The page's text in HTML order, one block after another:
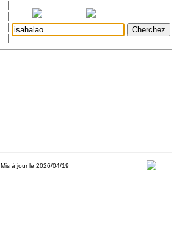
Mis à jour le 2026/04/19